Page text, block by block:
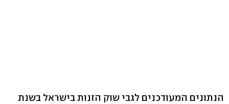
הנתונים המעודכנים לגבי שוק הזנות בישראל בשנת